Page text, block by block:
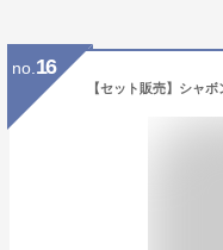
no. 16